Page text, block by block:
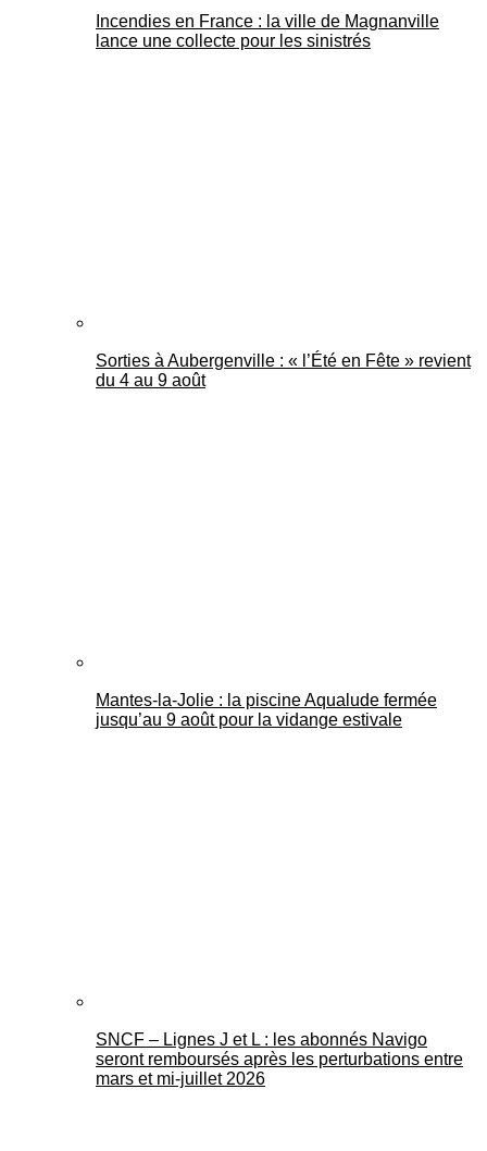
Incendies en France : la ville de Magnanville
lance une collecte pour les sinistrés
Sorties à Aubergenville : « l’Été en Fête » revient
du 4 au 9 août
Mantes-la-Jolie : la piscine Aqualude fermée
jusqu’au 9 août pour la vidange estivale
SNCF – Lignes J et L : les abonnés Navigo
seront remboursés après les perturbations entre
mars et mi-juillet 2026